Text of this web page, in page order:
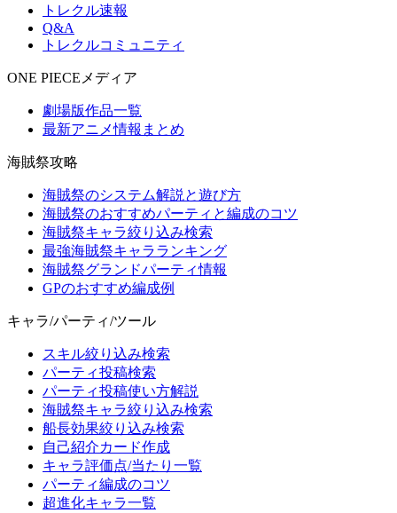
トレクル速報
Q&A
トレクルコミュニティ
ONE PIECEメディア
劇場版作品一覧
最新アニメ情報まとめ
海賊祭攻略
海賊祭のシステム解説と遊び方
海賊祭のおすすめパーティと編成のコツ
海賊祭キャラ絞り込み検索
最強海賊祭キャラランキング
海賊祭グランドパーティ情報
GPのおすすめ編成例
キャラ/パーティ/ツール
スキル絞り込み検索
パーティ投稿検索
パーティ投稿使い方解説
海賊祭キャラ絞り込み検索
船長効果絞り込み検索
自己紹介カード作成
キャラ評価点/当たり一覧
パーティ編成のコツ
超進化キャラ一覧